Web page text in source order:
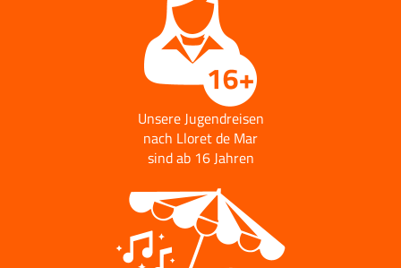
Unsere Jugendreisen
nach Lloret de Mar
sind ab 16 Jahren